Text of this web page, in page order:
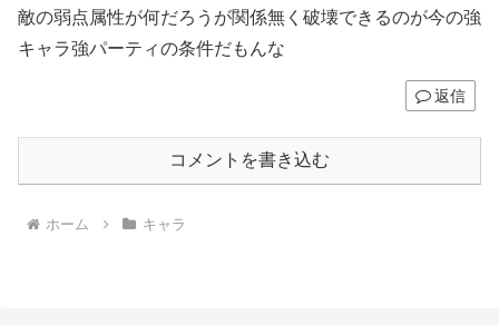
敵の弱点属性が何だろうが関係無く破壊できるのが今の強
キャラ強パーティの条件だもんな
返信
コメントを書き込む
ホーム キャラ